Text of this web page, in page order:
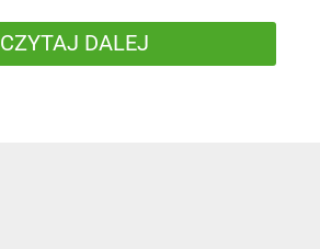
CZYTAJ DALEJ